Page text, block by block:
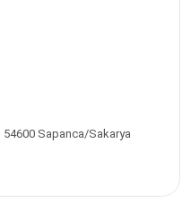
Sapanca/Sakarya